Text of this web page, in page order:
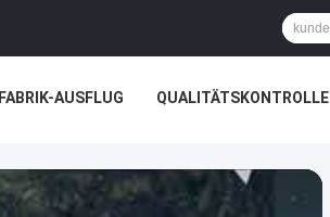
FABRIK-AUSFLUG QUALITÄTSKONTROLLE